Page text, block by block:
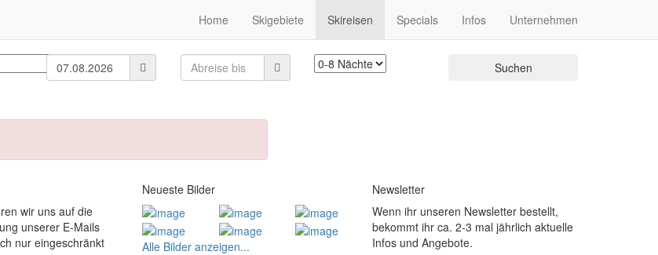
Home Skigebiete Skireisen Specials Infos Unternehmen
wir uns auf die
unserer E-Mails
nur eingeschränkt
Neueste Bilder
Alle Bilder anzeigen...
Newsletter
Wenn ihr unseren Newsletter bestellt,
bekommt ihr ca. 2-3 mal jährlich aktuelle
Infos und Angebote.